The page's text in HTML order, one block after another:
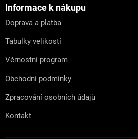
Informace k nákupu
Doprava a platba
Tabulky velikostí
Věrnostní program
Obchodní podmínky
Zpracování osobních údajů
Kontakt